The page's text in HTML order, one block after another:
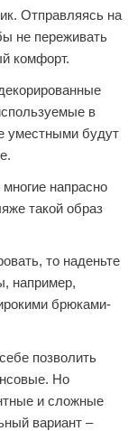
Отправляясь на
не переживать
комфорт.
в
уместными будут
напрасно
такой образ
то наденьте
например,
брюками-
позволить
Но
и сложные
вариант –